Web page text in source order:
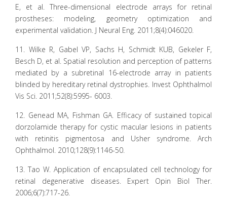
E, et al. Three-dimensional electrode arrays for retinal
prostheses: modeling, geometry optimization and
experimental validation. J Neural Eng. 2011;8(4):046020.
11. Wilke R, Gabel VP, Sachs H, Schmidt KUB, Gekeler F,
Besch D, et al. Spatial resolution and perception of patterns
mediated by a subretinal 16-electrode array in patients
blinded by hereditary retinal dystrophies. Invest Ophthalmol
Vis Sci. 2011;52(8):5995- 6003.
12. Genead MA, Fishman GA. Efficacy of sustained topical
dorzolamide therapy for cystic macular lesions in patients
with retinitis pigmentosa and Usher syndrome. Arch
Ophthalmol. 2010;128(9):1146-50.
13. Tao W. Application of encapsulated cell technology for
retinal degenerative diseases. Expert Opin Biol Ther.
2006;6(7):717-26.